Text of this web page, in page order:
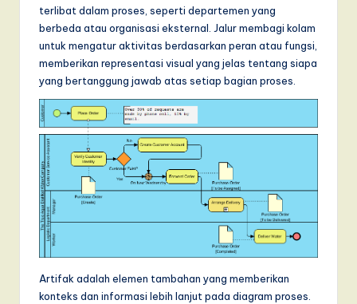
terlibat dalam proses, seperti departemen yang
berbeda atau organisasi eksternal. Jalur membagi kolam
untuk mengatur aktivitas berdasarkan peran atau fungsi,
memberikan representasi visual yang jelas tentang siapa
yang bertanggung jawab atas setiap bagian proses.
Artifak adalah elemen tambahan yang memberikan
konteks dan informasi lebih lanjut pada diagram proses.